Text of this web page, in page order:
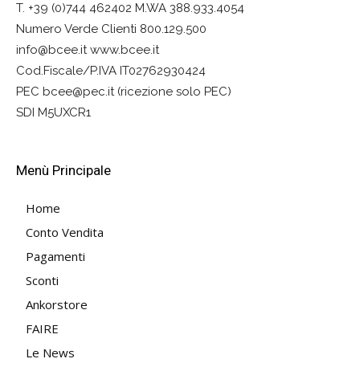
T. +39 (0)744 462402 M.WA 388.933.4054
Numero Verde Clienti 800.129.500
info@bcee.it www.bcee.it
Cod.Fiscale/P.IVA IT02762930424
PEC bcee@pec.it (ricezione solo PEC)
SDI M5UXCR1
Menù Principale
Home
Conto Vendita
Pagamenti
Sconti
Ankorstore
FAIRE
Le News